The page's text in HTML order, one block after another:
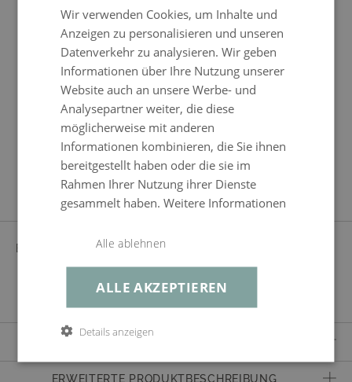
Extrabezüge Doona 4
(steingrau)
Produkteigenschaften
BEZUG 100% POLYESTER
LIEFERUMFANG
Komplettset ohne Füllung
ERWEITERTE PRODUKTBESCHREIBUNG
Wir verwenden Cookies, um Inhalte und
Anzeigen zu personalisieren und unseren
Datenverkehr zu analysieren. Wir geben
Informationen über Ihre Nutzung unserer
Website auch an unsere Werbe- und
Analysepartner weiter, die diese
möglicherweise mit anderen
Informationen kombinieren, die Sie ihnen
bereitgestellt haben oder die sie im
Rahmen Ihrer Nutzung ihrer Dienste
gesammelt haben.Weitere Informationen
ALLE AKZEPTIEREN
Alle ablehnen
Details anzeigen